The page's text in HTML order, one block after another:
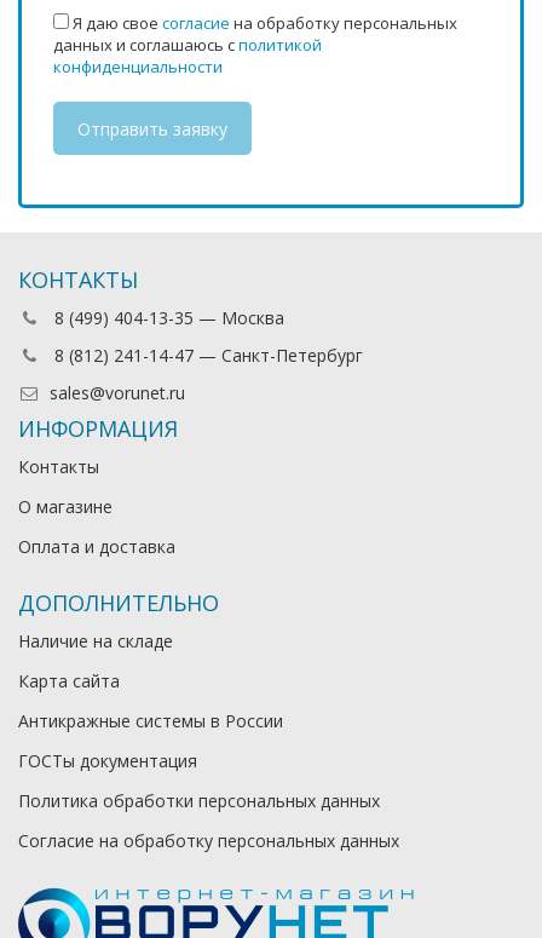
Я даю свое согласие на обработку персональных
данных и соглашаюсь сполитикой
конфиденциальности
КОНТАКТЫ
8 (499) 404-13-35 — Москва
8 (812) 241-14-47 — Санкт-Петербург
sales@vorunet.ru
ИНФОРМАЦИЯ
Контакты
О магазине
Оплата и доставка
ДОПОЛНИТЕЛЬНО
Наличие на складе
Карта сайта
Антикражные системы в России
ГОСТы документация
Политика обработки персональных данных
Согласие на обработку персональных данных